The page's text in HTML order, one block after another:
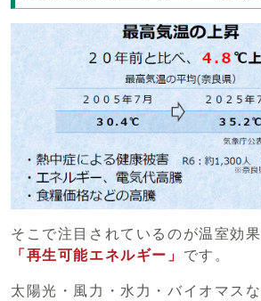
そこで注目されているのが温室効
「再生可能エネルギー」 です。
太陽光・風力・水力・バイオマス